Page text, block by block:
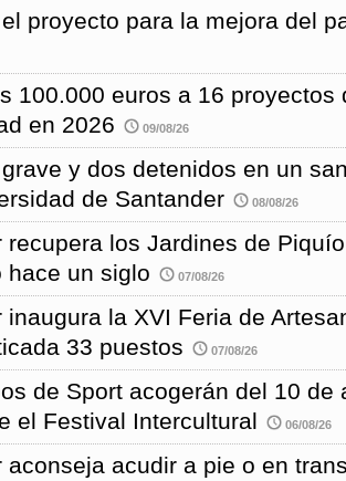
proyecto para la mejora del
100.000 euros a 16
en 2026
09/08/26
y dos detenidos en un
de Santander
08/08/26
recupera los Jardines de
hace un siglo
07/08/26
inaugura la XVI Feria de
33 puestos
07/08/26
de Sport acogerán del 10 de
el Festival Intercultural
06/08/26
aconseja acudir a pie o en